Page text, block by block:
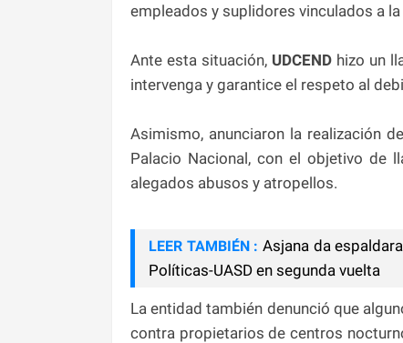
empleados y suplidores vinculados a
Ante esta situación, UDCEND hizo un
intervenga y garantice el respeto al
Asimismo, anunciaron la realización
Palacio Nacional, con el objetivo de
alegados abusos y atropellos.
LEER TAMBIÉN : Asjana da
Políticas-UASD en segunda vuelta
La entidad también denunció que
contra propietarios de centros